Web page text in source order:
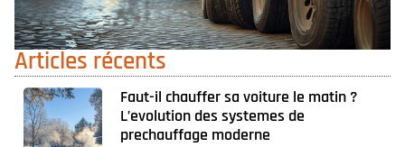
Articles récents
Faut-il chauffer sa voiture le matin ?
L’evolution des systemes de
prechauffage moderne